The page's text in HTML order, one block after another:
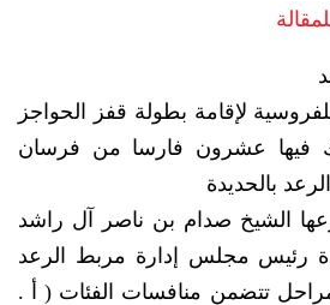
لإقامة بطولة قفز الحواجز
فيها عشرون فارسا من فرسان
بالحديدة
الشيخ صدام بن ناصر آل راشد
رئيس مجلس إدارة مربط الرعد
تتضمن منافسات الفئات ( أ .